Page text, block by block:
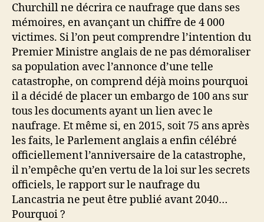
Churchill ne décrira ce naufrage que dans ses
mémoires, en avançant un chiffre de 4 000
victimes. Si l’on peut comprendre l’intention du
Premier Ministre anglais de ne pas démoraliser
sa population avec l’annonce d’une telle
catastrophe, on comprend déjà moins pourquoi
il a décidé de placer un embargo de 100 ans sur
tous les documents ayant un lien avec le
naufrage. Et même si, en 2015, soit 75 ans après
les faits, le Parlement anglais a enfin célébré
officiellement l’anniversaire de la catastrophe,
il n’empêche qu’en vertu de la loi sur les secrets
officiels, le rapport sur le naufrage du
Lancastria ne peut être publié avant 2040…
Pourquoi ?